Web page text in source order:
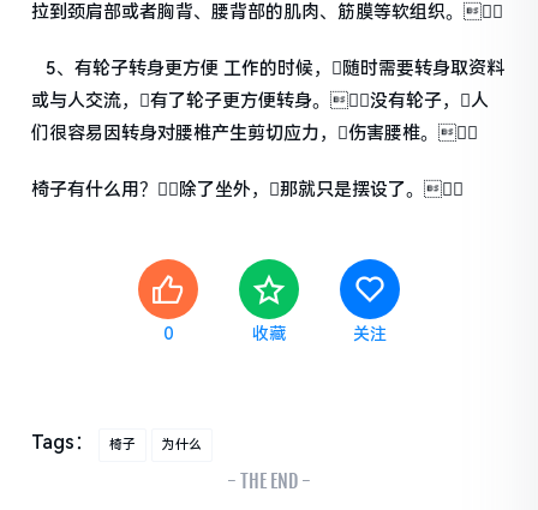
拉到颈肩部或者胸背、腰背部的肌肉、筋膜等软组织。
5、有轮子转身更方便 工作的时候，随时需要转身取资料
或与人交流，有了轮子更方便转身。没有轮子，人
们很容易因转身对腰椎产生剪切应力，伤害腰椎。
椅子有什么用？除了坐外，那就只是摆设了。
0 收藏 关注
Tags： 椅子 为什么
- THE END -